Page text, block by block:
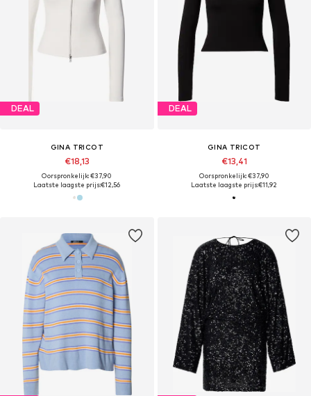
DEAL
GINA TRICOT
€18,13
Oorspronkelijk: €37,90
Laatste laagste prijs:€12,56
DEAL
GINA TRICOT
€13,41
Oorspronkelijk: €37,90
Laatste laagste prijs:€11,92